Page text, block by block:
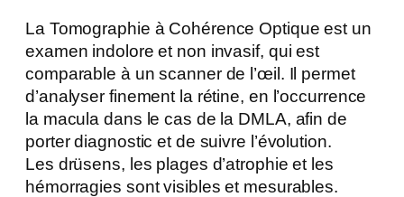
La Tomographie à Cohérence Optique est un
examen indolore et non invasif, qui est
comparable à un scanner de l’œil. Il permet
d’analyser finement la rétine, en l’occurrence
la macula dans le cas de la DMLA, afin de
porter diagnostic et de suivre l’évolution.
Les drüsens, les plages d’atrophie et les
hémorragies sont visibles et mesurables.